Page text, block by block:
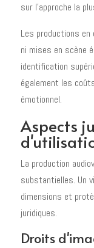
sur l'approche la
Les productions
ni mises en scène
identification
également les
émotionnel.
Aspects
La production
substantielles. Un
dimensions et
juridiques.
Droits